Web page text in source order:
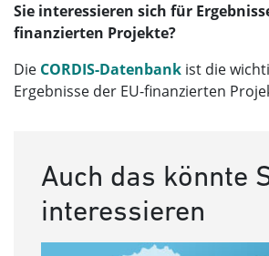
Sie interessieren sich für
finanzierten Projekte?
Die CORDIS-Datenbank ist die
Ergebnisse der EU-finanzierten
Auch das könnte
interessieren